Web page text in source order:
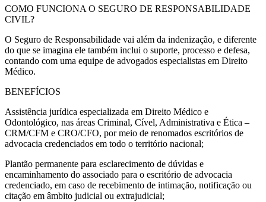
COMO FUNCIONA O SEGURO DE RESPONSABILIDADE
CIVIL?
O Seguro de Responsabilidade vai além da indenização, e diferente
do que se imagina ele também inclui o suporte, processo e defesa,
contando com uma equipe de advogados especialistas em Direito
Médico.
BENEFÍCIOS
Assistência jurídica especializada em Direito Médico e
Odontológico, nas áreas Criminal, Cível, Administrativa e Ética –
CRM/CFM e CRO/CFO, por meio de renomados escritórios de
advocacia credenciados em todo o território nacional;
Plantão permanente para esclarecimento de dúvidas e
encaminhamento do associado para o escritório de advocacia
credenciado, em caso de recebimento de intimação, notificação ou
citação em âmbito judicial ou extrajudicial;